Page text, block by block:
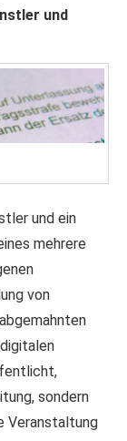
und
und ein
mehrere
von
sondern
Veranstaltung